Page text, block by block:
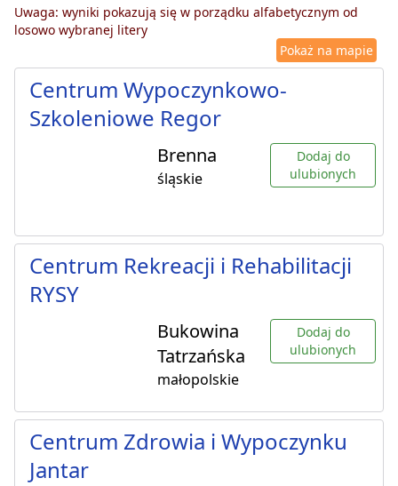
Uwaga: wyniki pokazują się w porządku alfabetycznym od
losowo wybranej litery
Pokaż na mapie
Centrum Wypoczynkowo-
Szkoleniowe Regor
Brenna
śląskie
Dodaj do
ulubionych
Centrum Rekreacji i Rehabilitacji
RYSY
Bukowina
Tatrzańska
małopolskie
Dodaj do
ulubionych
Centrum Zdrowia i Wypoczynku
Jantar